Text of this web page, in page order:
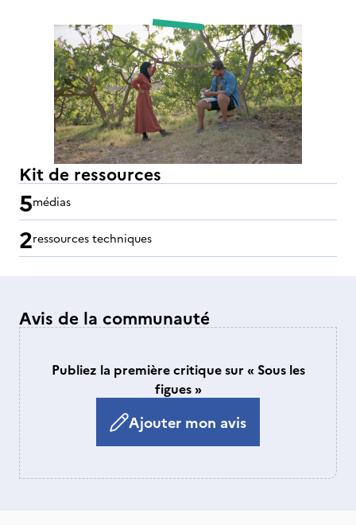
Kit de ressources
5médias
2ressources techniques
Avis de la communauté
Publiez la première critique sur « Sous les
figues »
Ajouter mon avis